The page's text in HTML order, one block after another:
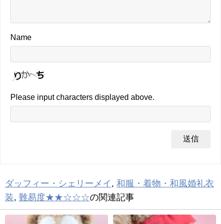
Name
Please input characters displayed above.
ダッフィー・シェリーメイ , 和服・着物・和風婚礼衣
装, 難易度★★☆☆☆の関連記事